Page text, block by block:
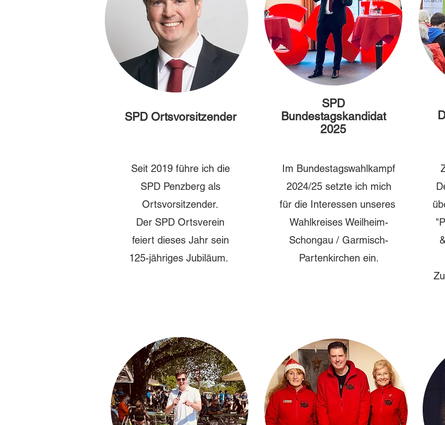
SPD Ortsvorsitzender
SPD
Bundestagskandidat
2025
Seit 2019 führe ich die
SPD Penzberg als
Ortsvorsitzender.
Der SPD Ortsverein
feiert dieses Jahr sein
125-jähriges Jubiläum.
Im Bundestagswahlkampf
2024/25 setzte ich mich
für die Interessen unseres
Wahlkreises Weilheim-
Schongau / Garmisch-
Partenkirchen ein.